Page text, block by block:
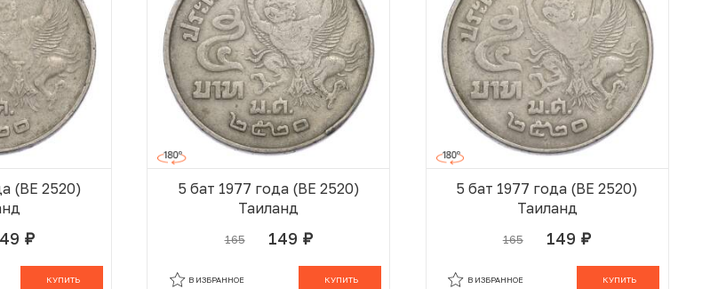
(BE 2520)
руб.
КУПИТЬ
5 бат 1977 года (BE 2520)
Таиланд
165 149 руб.
КУПИТЬ
В ИЗБРАННОЕ
5 бат 1977 года (BE 2520)
Таиланд
165 149 руб.
КУПИТЬ
В ИЗБРАННОЕ